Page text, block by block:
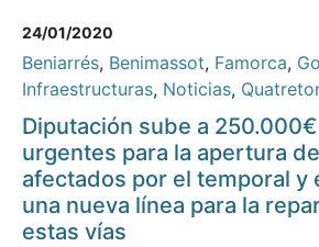
24/01/2020
Beniarrés, Benimassot, Famorca,
Infraestructuras, Noticias,
Diputación sube a
urgentes para la apertura
afectados por el temporal y
una nueva línea para la
estas vías